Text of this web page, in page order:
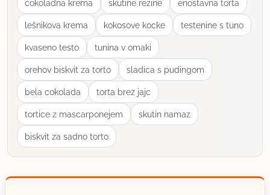
ćokoladna krema skutine rezine enostavna torta
lešnikova krema kokosove kocke testenine s tuno
kvaseno testo tunina v omaki
orehov biskvit za torto sladica s pudingom
bela cokolada torta brez jajc
tortice z mascarponejem skutin namaz
biskvit za sadno torto